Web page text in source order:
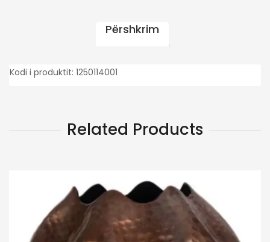
Përshkrim
Kodi i produktit: 1250114001
Related Products